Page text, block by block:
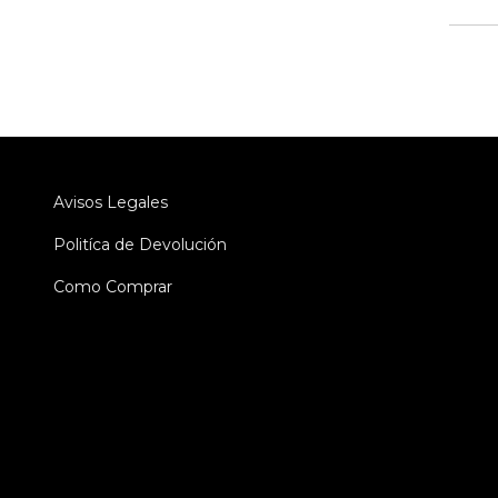
Avisos Legales
Politíca de Devolución
Como Comprar